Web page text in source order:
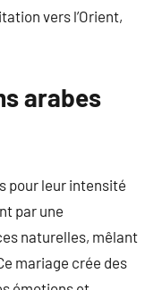
vers l’Orient,
arabes
pour leur intensité
par une
naturelles, mêlant
mariage crée des